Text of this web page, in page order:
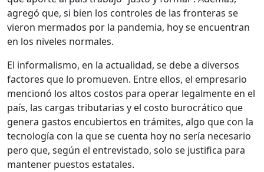
agregó que, si bien los controles de las fronteras se
vieron mermados por la pandemia, hoy se encuentran
en los niveles normales.
El informalismo, en la actualidad, se debe a diversos
factores que lo promueven. Entre ellos, el empresario
mencionó los altos costos para operar legalmente en el
país, las cargas tributarias y el costo burocrático que
genera gastos encubiertos en trámites, algo que con la
tecnología con la que se cuenta hoy no sería necesario
pero que, según el entrevistado, solo se justifica para
mantener puestos estatales.